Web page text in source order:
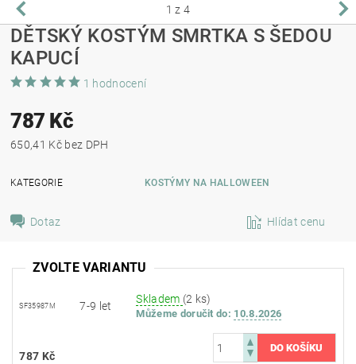
1 z 4
DĚTSKÝ KOSTÝM SMRTKA S ŠEDOU
KAPUCÍ
1 hodnocení
787 Kč
650,41 Kč bez DPH
KATEGORIE KOSTÝMY NA HALLOWEEN
Dotaz Hlídat cenu
ZVOLTE VARIANTU
SF35987M 7-9 let
Skladem (2 ks)
Můžeme doručit do: 10.8.2026
787 Kč